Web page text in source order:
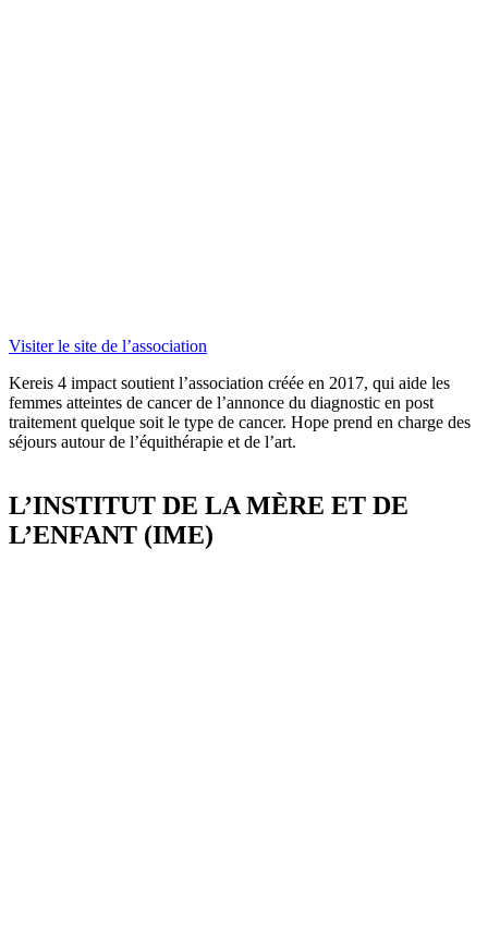
Visiter le site de l’association
Kereis 4 impact soutient l’association créée en 2017, qui aide les
femmes atteintes de cancer de l’annonce du diagnostic en post
traitement quelque soit le type de cancer. Hope prend en charge des
séjours autour de l’équithérapie et de l’art.
L’INSTITUT DE LA MÈRE ET DE
L’ENFANT (IME)